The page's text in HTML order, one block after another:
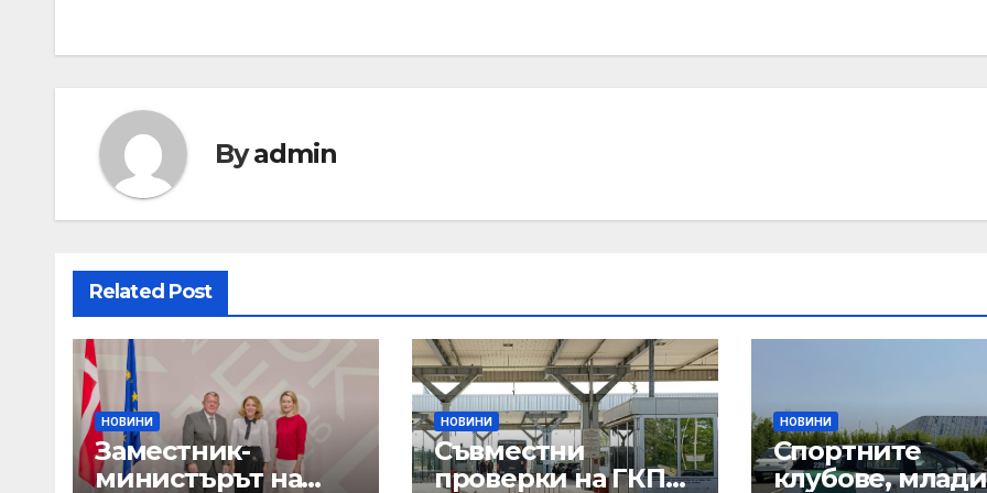
Byadmin
Related Post
НОВИНИ
Заместник-
министърът на
НОВИНИ
Съвместни
проверки на ГКПП:
НОВИНИ
Спортните
клубове,